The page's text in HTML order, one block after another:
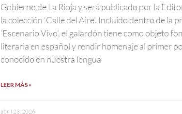
Gobierno de La Rioja y será publicado por la
la colección ‘Calle del Aire’. Incluido dentro de la
‘Escenario Vivo’, el galardón tiene como objeto
literaria en español y rendir homenaje al primer
conocido en nuestra lengua
LEER MÁS »
abril 23, 2026